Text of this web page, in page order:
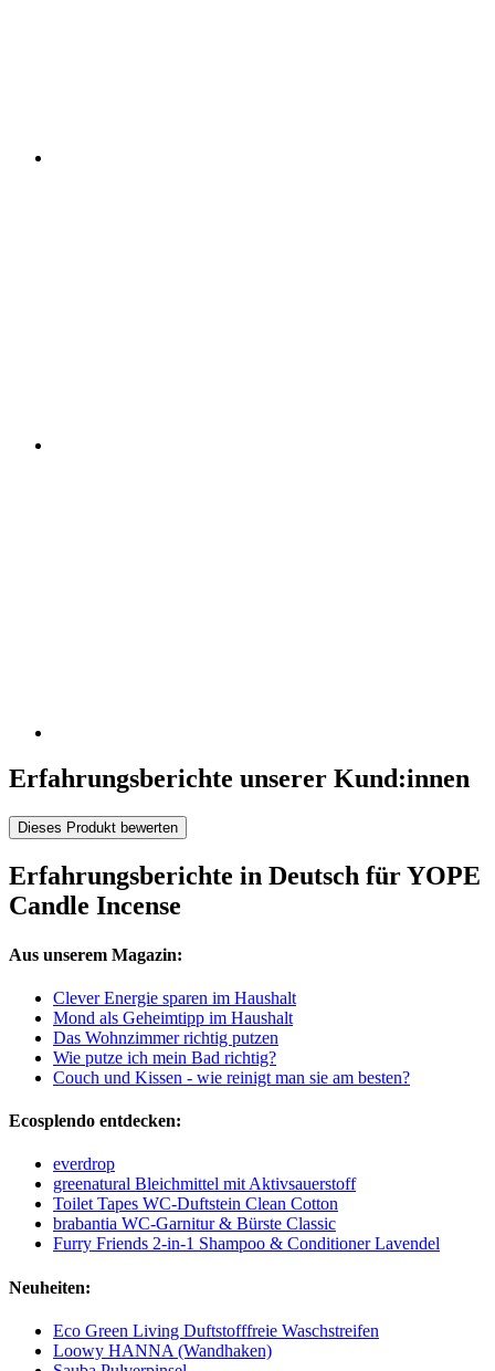
Erfahrungsberichte unserer Kund:innen
Dieses Produkt bewerten
Erfahrungsberichte in Deutsch für YOPE
Candle Incense
Aus unserem Magazin:
Clever Energie sparen im Haushalt
Mond als Geheimtipp im Haushalt
Das Wohnzimmer richtig putzen
Wie putze ich mein Bad richtig?
Couch und Kissen - wie reinigt man sie am besten?
Ecosplendo entdecken:
everdrop
greenatural Bleichmittel mit Aktivsauerstoff
Toilet Tapes WC-Duftstein Clean Cotton
brabantia WC-Garnitur & Bürste Classic
Furry Friends 2-in-1 Shampoo & Conditioner Lavendel
Neuheiten:
Eco Green Living Duftstofffreie Waschstreifen
Loowy HANNA (Wandhaken)